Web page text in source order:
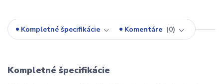
Kompletné špecifikácie Komentáre 0
Kompletné špecifikácie